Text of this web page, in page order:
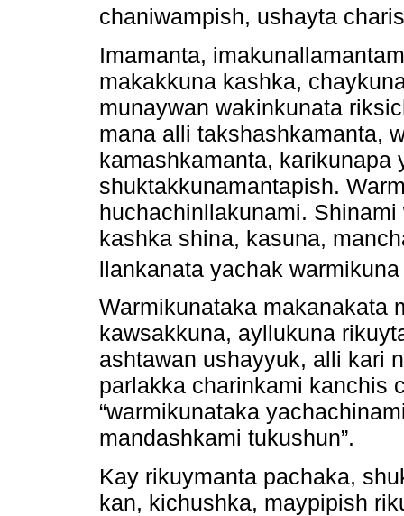
chaniwampish, ushayta
Imamanta,
makakkuna kashka,
munaywan wakinkunata
mana alli takshashkamanta,
kamashkamanta, karikunapa
shuktakkunamantapish.
huchachinllakunami.
kashka shina, kasuna,
llankanata yachak
Warmikunataka makanakata
kawsakkuna, ayllukuna
ashtawan ushayyuk, alli kari
parlakka charinkami kanchis
“warmikunataka
mandashkami tukushun”.
Kay rikuymanta pachaka,
kan, kichushka, maypipish